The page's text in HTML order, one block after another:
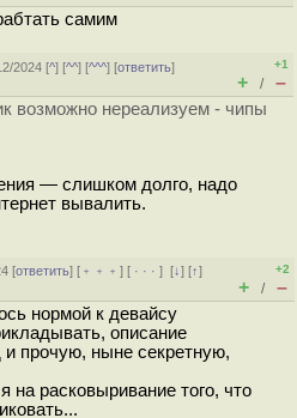
самим
2024 [^] [^^] [^^^] [ответить]
+1
+ / –
возможно нереализуем - чипы
— слишком долго, надо
вывалить.
[ответить] [ ﹢﹢﹢] [ · · ·][↓] [↑]
+2
+ / –
нормой к девайсу
описание
и прочую, ныне секретную,
на расковыривание того, что